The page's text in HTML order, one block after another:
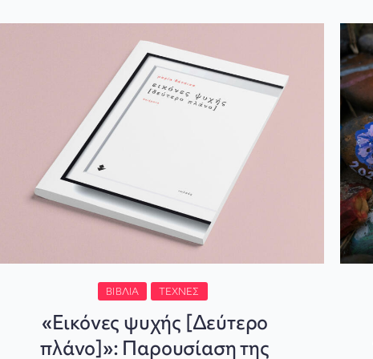
ΒΙΒΛΊΑ ΤΈΧΝΕΣ
«Εικόνες ψυχής [Δεύτερο
πλάνο]»: Παρουσίαση της